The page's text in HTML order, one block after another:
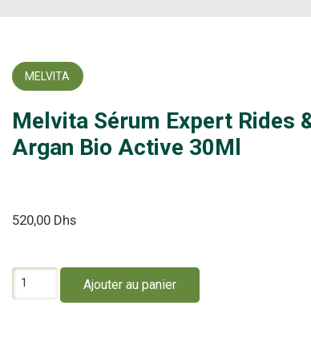
MELVITA
Melvita Sérum Expert Rides
Argan Bio Active 30Ml
520,00 Dhs
quantité
de
Ajouter au panier